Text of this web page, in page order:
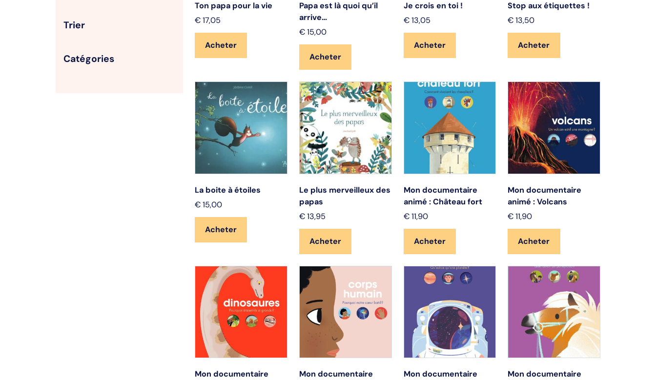
Trier
Catégories
Ton papa pour la vie
€ 17,05
Acheter
Papa est là quoi qu’il
arrive…
€15,00
Acheter
Je crois en toi !
€13,05
Acheter
Stop aux étiquettes !
€ 13,50
Acheter
La boite à étoiles
€ 15,00
Acheter
Le plus merveilleux des
papas
€13,95
Acheter
Mon documentaire
animé : Château fort
€11,90
Acheter
Mon documentaire
animé : Volcans
€ 11,90
Acheter
Mon documentaire
Mon documentaire
Mon documentaire
Mon documentaire